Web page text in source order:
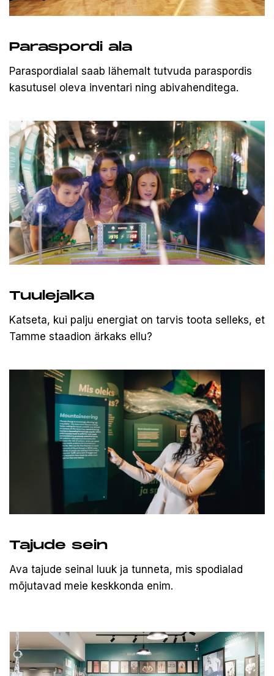
Paraspordi ala
Paraspordialal saab lähemalt tutvuda paraspordis
kasutusel oleva inventari ning abivahenditega.
Tuulejalka
Katseta, kui palju energiat on tarvis toota selleks, et
Tamme staadion ärkaks ellu?
Tajude sein
Ava tajude seinal luuk ja tunneta, mis spodialad
mõjutavad meie keskkonda enim.